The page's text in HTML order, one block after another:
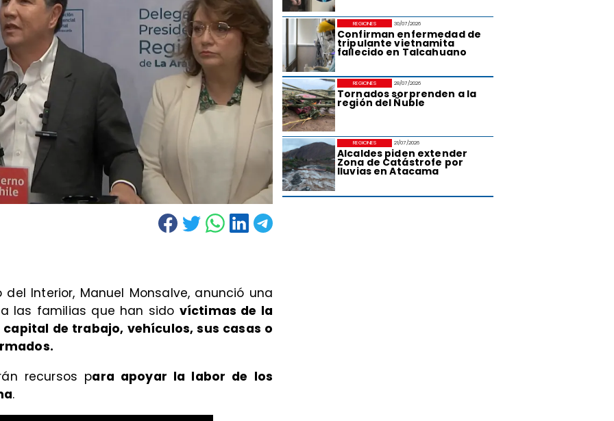
30/07/2026
Confirman enfermedad de
tripulante vietnamita
fallecido en Talcahuano
REGIONES
28/07/2026
Tornados sorprenden a la
región del Ñuble
REGIONES
21/07/2026
Alcaldes piden extender
Zona de Catástrofe por
lluvias en Atacama
REGIONES
Interior, Manuel Monsalve, anunció una
las familias que han sido víctimas de la
de trabajo, vehículos, sus casas o
recursos para apoyar la labor de los
.